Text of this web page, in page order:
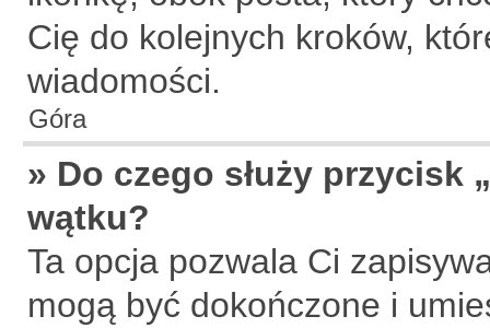
Cię do kolejnych kroków,
wiadomości.
Góra
» Do czego służy przycisk
wątku?
Ta opcja pozwala Ci
mogą być dokończone i